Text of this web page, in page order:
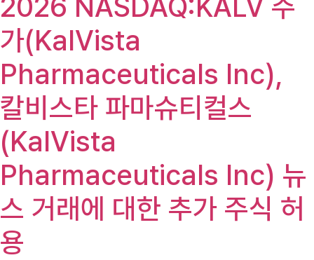
2026 NASDAQ:KALV 주
가(KalVista
Pharmaceuticals Inc),
칼비스타 파마슈티컬스
(KalVista
Pharmaceuticals Inc) 뉴
스 거래에 대한 추가 주식 허
용